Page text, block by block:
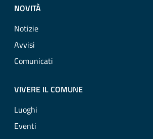
NOVITÀ
Notizie
Avvisi
Comunicati
VIVERE IL COMUNE
Luoghi
Eventi